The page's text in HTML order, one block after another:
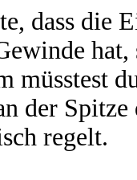
dass die
müsstest
der
regelt.